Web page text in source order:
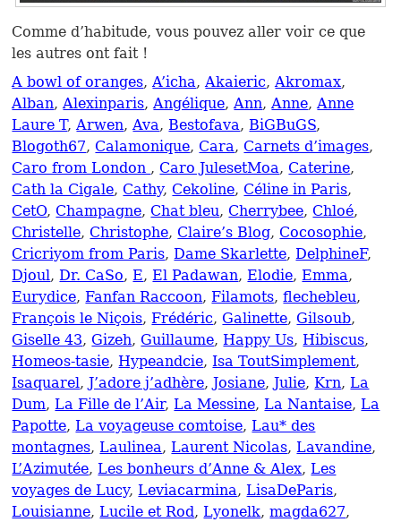
Comme d’habitude, vous pouvez aller voir ce que
les autres ont fait !
A bowl of oranges,A’icha,Akaieric,Akromax,
Alban,Alexinparis,Angélique,Ann,Anne,Anne
Laure T,Arwen,Ava,Bestofava,BiGBuGS,
Blogoth67, Calamonique, Cara, Carnets d’images,
Caro from London , Caro JulesetMoa, Caterine,
Cath la Cigale, Cathy, Cekoline, Céline in Paris,
CetO, Champagne, Chat bleu, Cherrybee, Chloé,
Christelle, Christophe, Claire’s Blog, Cocosophie,
Cricriyom from Paris,Dame Skarlette,DelphineF,
Djoul,Dr. CaSo,E,El Padawan,Elodie,Emma,
Eurydice,Fanfan Raccoon,Filamots,flechebleu,
François le Niçois,Frédéric, Galinette, Gilsoub,
Giselle 43, Gizeh, Guillaume,Happy Us,Hibiscus,
Homeos-tasie,Hypeandcie,Isa ToutSimplement,
Isaquarel,J’adore j’adhère,Josiane,Julie,Krn,La
Dum,La Fille de l’Air,La Messine,La Nantaise,La
Papotte,La voyageuse comtoise,Lau* des
montagnes,Laulinea,Laurent Nicolas,Lavandine,
L’Azimutée,Les bonheurs d’Anne & Alex,Les
voyages de Lucy,Leviacarmina,LisaDeParis,
Louisianne,Lucile et Rod,Lyonelk,magda627,